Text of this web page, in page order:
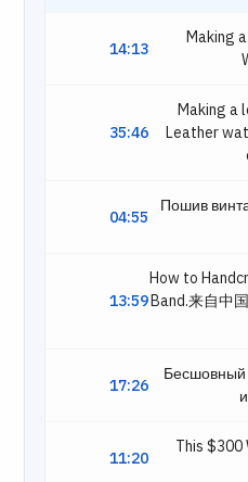
14:13
Making
35:46
Making a
Leather
04:55
Пошив
13:59
How to
Band.来自中
17:26
Бесшовный
11:20
This $300